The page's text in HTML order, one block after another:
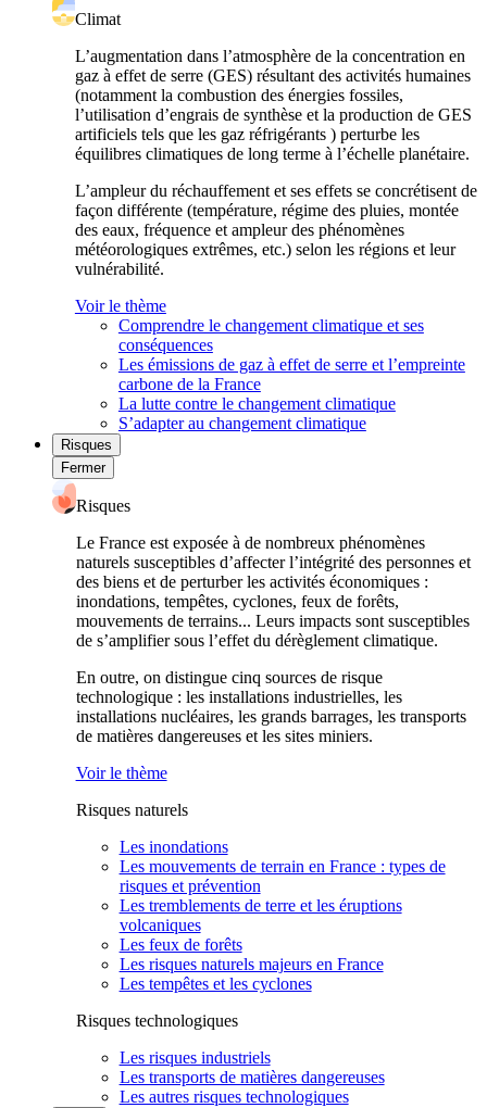
Climat
L’augmentation dans l’atmosphère de la concentration en
gaz à effet de serre (GES) résultant des activités humaines
(notamment la combustion des énergies fossiles,
l’utilisation d’engrais de synthèse et la production de GES
artificiels tels que les gaz réfrigérants ) perturbe les
équilibres climatiques de long terme à l’échelle planétaire.
L’ampleur du réchauffement et ses effets se concrétisent de
façon différente (température, régime des pluies, montée
des eaux, fréquence et ampleur des phénomènes
météorologiques extrêmes, etc.) selon les régions et leur
vulnérabilité.
Voir le thème
Comprendre le changement climatique et ses
conséquences
Les émissions de gaz à effet de serre et l’empreinte
carbone de la France
La lutte contre le changement climatique
S’adapter au changement climatique
Risques
Fermer
Risques
Le France est exposée à de nombreux phénomènes
naturels susceptibles d’affecter l’intégrité des personnes et
des biens et de perturber les activités économiques :
inondations, tempêtes, cyclones, feux de forêts,
mouvements de terrains... Leurs impacts sont susceptibles
de s’amplifier sous l’effet du dérèglement climatique.
En outre, on distingue cinq sources de risque
technologique : les installations industrielles, les
installations nucléaires, les grands barrages, les transports
de matières dangereuses et les sites miniers.
Voir le thème
Risques naturels
Les inondations
Les mouvements de terrain en France : types de
risques et prévention
Les tremblements de terre et les éruptions
volcaniques
Les feux de forêts
Les risques naturels majeurs en France
Les tempêtes et les cyclones
Risques technologiques
Les risques industriels
Les transports de matières dangereuses
Les autres risques technologiques